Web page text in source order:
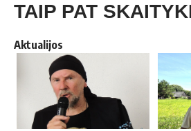
TAIP PAT
Aktualijos